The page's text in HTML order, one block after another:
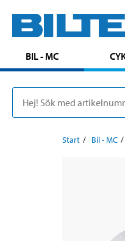
BIL - MC
Start Bil - MC